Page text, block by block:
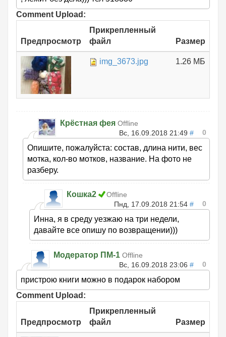
Comment Upload:
Предпросмотр
Прикрепленный
файл
Размер
img_3673.jpg 1.26 МБ
Крёстная фея Offline
Вс, 16.09.2018 21:49 # 0
Опишите, пожалуйста: состав, длина нити, вес
мотка, кол-во мотков, название. На фото не
разберу.
Кошка2
Offline
Пнд, 17.09.2018 21:54 # 0
Инна, я в среду уезжаю на три недели,
давайте все опишу по возвращении)))
Модератор ПМ-1 Offline
Вс, 16.09.2018 23:06 # 0
пристрою книги можно в подарок набором
Comment Upload:
Предпросмотр
Прикрепленный
файл
Размер